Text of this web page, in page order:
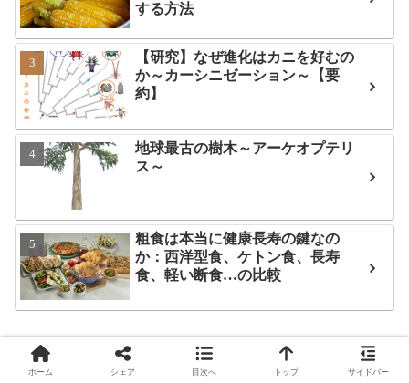
する方法
【研究】なぜ進化はカニを好むの
か～カーシニゼーション～【要
約】
地球最古の樹木～アーケオプテリ
ス～
粗食は本当に健康長寿の鍵なの
か：西洋型食、ケトン食、長寿
食、軽い断食…の比較
タグ
ホーム シェア 目次へ トップ サイドバー